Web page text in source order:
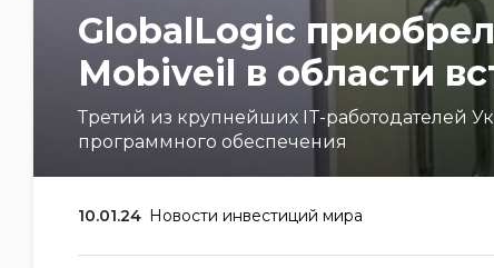
GlobalLogic
Mobiveil в области
Третий из крупнейших IT-работодателей
программного обеспечения
10.01.24 Новости инвестиций мира